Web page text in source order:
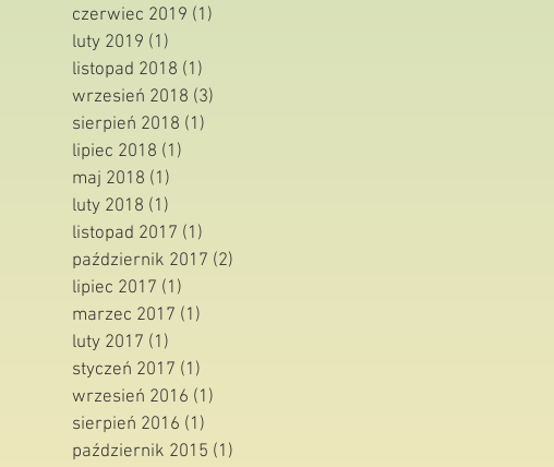
czerwiec 2019 (1)
luty 2019 (1)
listopad 2018 (1)
wrzesień 2018 (3)
sierpień 2018 (1)
lipiec 2018 (1)
maj 2018 (1)
luty 2018 (1)
listopad 2017 (1)
październik 2017 (2)
lipiec 2017 (1)
marzec 2017 (1)
luty 2017 (1)
styczeń 2017 (1)
wrzesień 2016 (1)
sierpień 2016 (1)
październik 2015 (1)